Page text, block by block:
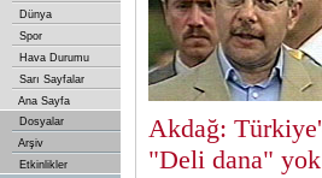
Dünya
Spor
Hava Durumu
Sarı Sayfalar
Ana Sayfa
Dosyalar
Arşiv
Etkinlikler
Akdağ:
"Deli dana" yok